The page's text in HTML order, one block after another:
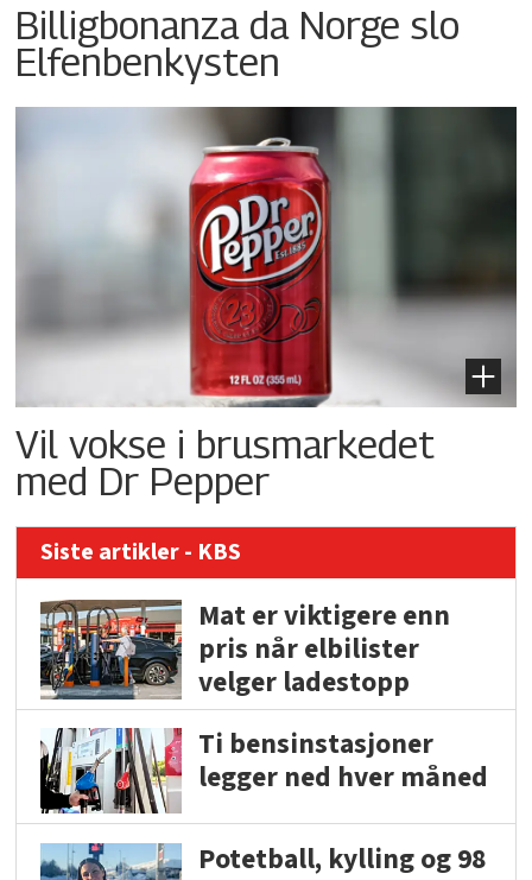
Billigbonanza da Norge slo
Elfenbenkysten
Vil vokse i brusmarkedet
med Dr Pepper
Siste artikler - KBS
Mat er viktigere enn
pris når elbilister
velger ladestopp
Ti bensinstasjoner
legger ned hver måned
Potetball, kylling og 98